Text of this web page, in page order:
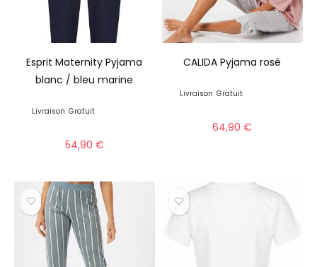
Esprit Maternity Pyjama
blanc / bleu marine
Livraison Gratuit
54,90 €
CALIDA Pyjama rosé
Livraison Gratuit
64,90€